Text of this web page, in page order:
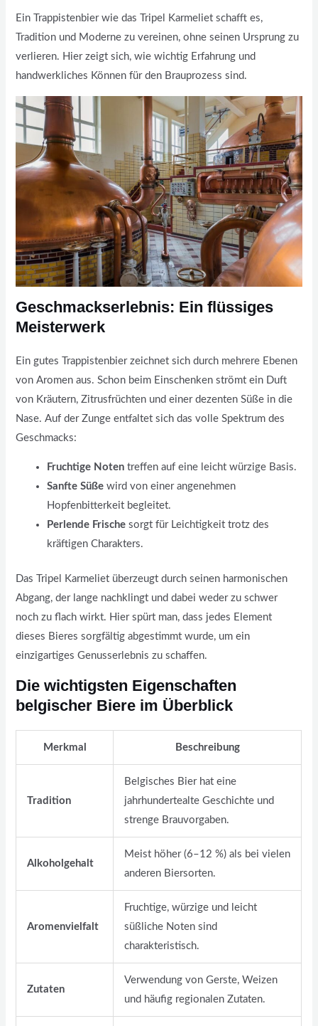
Ein Trappistenbier wie das Tripel Karmeliet schafft es,
Tradition und Moderne zu vereinen, ohne seinen Ursprung zu
verlieren. Hier zeigt sich, wie wichtig Erfahrung und
handwerkliches Können für den Brauprozess sind.
Geschmackserlebnis: Ein flüssiges
Meisterwerk
Ein gutes Trappistenbier zeichnet sich durch mehrere Ebenen
von Aromen aus. Schon beim Einschenken strömt ein Duft
von Kräutern, Zitrusfrüchten und einer dezenten Süße in die
Nase. Auf der Zunge entfaltet sich das volle Spektrum des
Geschmacks:
Fruchtige Noten treffen auf eine leicht würzige Basis.
Sanfte Süße wird von einer angenehmen
Hopfenbitterkeit begleitet.
Perlende Frische sorgt für Leichtigkeit trotz des
kräftigen Charakters.
Das Tripel Karmeliet überzeugt durch seinen harmonischen
Abgang, der lange nachklingt und dabei weder zu schwer
noch zu flach wirkt. Hier spürt man, dass jedes Element
dieses Bieres sorgfältig abgestimmt wurde, um ein
einzigartiges Genusserlebnis zu schaffen.
Die wichtigsten Eigenschaften
belgischer Biere im Überblick
Merkmal Beschreibung
Tradition
Belgisches Bier hat eine
jahrhundertealte Geschichte und
strenge Brauvorgaben.
Alkoholgehalt
Meist höher (6–12 %) als bei vielen
anderen Biersorten.
Aromenvielfalt
Fruchtige, würzige und leicht
süßliche Noten sind
charakteristisch.
Zutaten
Verwendung von Gerste, Weizen
und häufig regionalen Zutaten.